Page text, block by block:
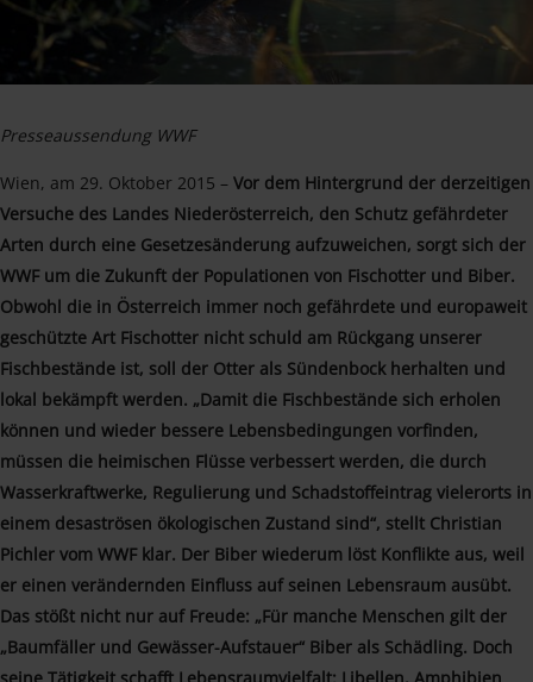
Presseaussendung WWF
Wien, am 29. Oktober 2015 – Vor dem Hintergrund der derzeitigen
Versuche des Landes Niederösterreich, den Schutz gefährdeter
Arten durch eine Gesetzesänderung aufzuweichen, sorgt sich der
WWF um die Zukunft der Populationen von Fischotter und Biber.
Obwohl die in Österreich immer noch gefährdete und europaweit
geschützte Art Fischotter nicht schuld am Rückgang unserer
Fischbestände ist, soll der Otter als Sündenbock herhalten und
lokal bekämpft werden. „Damit die Fischbestände sich erholen
können und wieder bessere Lebensbedingungen vorfinden,
müssen die heimischen Flüsse verbessert werden, die durch
Wasserkraftwerke, Regulierung und Schadstoffeintrag vielerorts in
einem desaströsen ökologischen Zustand sind“, stellt Christian
Pichler vom WWF klar. Der Biber wiederum löst Konflikte aus, weil
er einen verändernden Einfluss auf seinen Lebensraum ausübt.
Das stößt nicht nur auf Freude: „Für manche Menschen gilt der
„Baumfäller und Gewässer-Aufstauer“ Biber als Schädling. Doch